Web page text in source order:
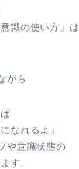
識の使い方」は
がら
なれるよ」
や意識状態の
す。